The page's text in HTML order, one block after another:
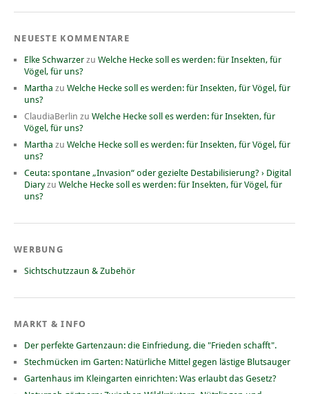
NEUESTE KOMMENTARE
Elke Schwarzer zu Welche Hecke soll es werden: für Insekten, für
Vögel, für uns?
Martha zu Welche Hecke soll es werden: für Insekten, für Vögel, für
uns?
ClaudiaBerlin zu Welche Hecke soll es werden: für Insekten, für
Vögel, für uns?
Martha zu Welche Hecke soll es werden: für Insekten, für Vögel, für
uns?
Ceuta: spontane „Invasion“ oder gezielte Destabilisierung? › Digital
Diaryzu Welche Hecke soll es werden: für Insekten, für Vögel, für
uns?
WERBUNG
Sichtschutzzaun & Zubehör
MARKT & INFO
Der perfekte Gartenzaun: die Einfriedung, die "Frieden schafft".
Stechmücken im Garten: Natürliche Mittel gegen lästige Blutsauger
Gartenhaus im Kleingarten einrichten: Was erlaubt das Gesetz?